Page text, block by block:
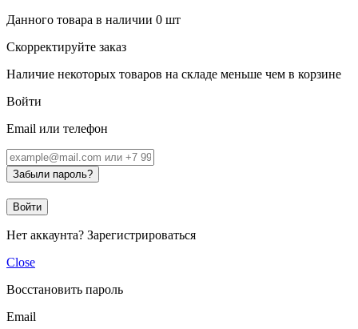
Данного товара в наличии 0 шт
Скорректируйте заказ
Наличие некоторых товаров на складе меньше чем в корзине
Войти
Email или телефон
Забыли пароль?
Войти
Нет аккаунта? Зарегистрироваться
Close
Восстановить пароль
Email